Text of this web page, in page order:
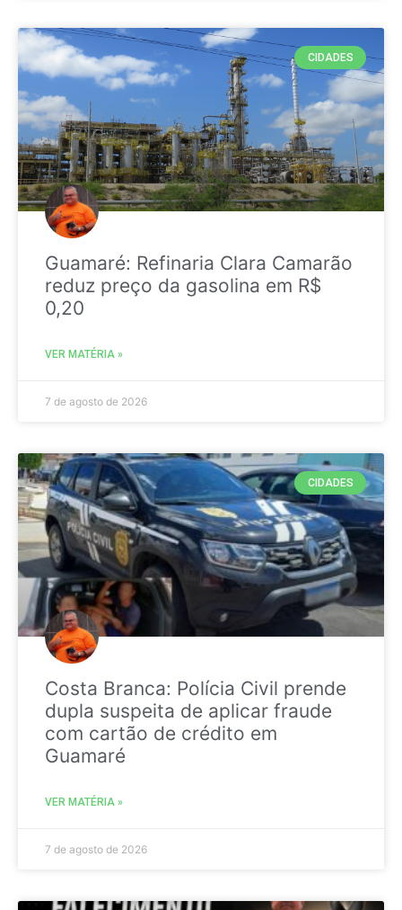
CIDADES
Guamaré: Refinaria Clara Camarão
reduz preço da gasolina em R$
0,20
VER MATÉRIA »
7 de agosto de 2026
CIDADES
Costa Branca: Polícia Civil prende
dupla suspeita de aplicar fraude
com cartão de crédito em
Guamaré
VER MATÉRIA »
7 de agosto de 2026